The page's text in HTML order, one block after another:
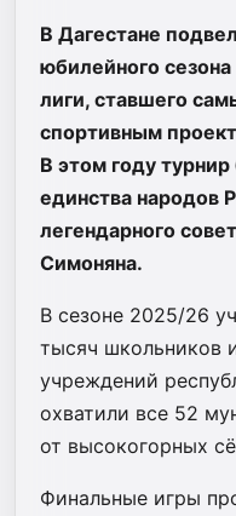
В Дагестане
юбилейного
лиги, ставшего
спортивным
В этом году
единства народов
легендарного
Симоняна.
В сезоне 2025/26
тысяч школьников
учреждений
охватили все 52
от высокогорных
Финальные игры